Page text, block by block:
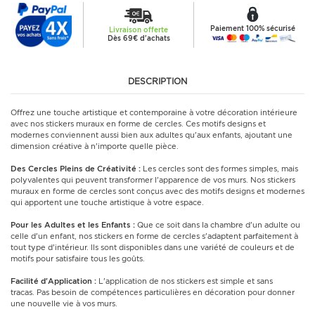
Livraison offerte
Dès 69€ d'achats
Paiement 100% sécurisé
DESCRIPTION
Offrez une touche artistique et contemporaine à votre décoration intérieure
avec nos stickers muraux en forme de cercles. Ces motifs designs et
modernes conviennent aussi bien aux adultes qu'aux enfants, ajoutant une
dimension créative à n'importe quelle pièce.
Des Cercles Pleins de Créativité : Les cercles sont des formes simples, mais
polyvalentes qui peuvent transformer l'apparence de vos murs. Nos stickers
muraux en forme de cercles sont conçus avec des motifs designs et modernes
qui apportent une touche artistique à votre espace.
Pour les Adultes et les Enfants : Que ce soit dans la chambre d'un adulte ou
celle d'un enfant, nos stickers en forme de cercles s'adaptent parfaitement à
tout type d'intérieur. Ils sont disponibles dans une variété de couleurs et de
motifs pour satisfaire tous les goûts.
Facilité d'Application : L'application de nos stickers est simple et sans
tracas. Pas besoin de compétences particulières en décoration pour donner
une nouvelle vie à vos murs.